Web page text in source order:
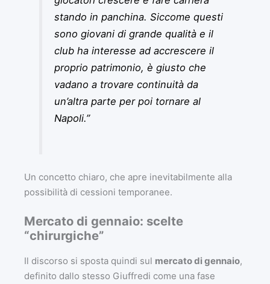
stando in panchina. Siccome questi
sono giovani di grande qualità e il
club ha interesse ad accrescere il
proprio patrimonio, è giusto che
vadano a trovare continuità da
un’altra parte per poi tornare al
Napoli.”
Un concetto chiaro, che apre inevitabilmente alla
possibilità di cessioni temporanee.
Mercato di gennaio: scelte
“chirurgiche”
Il discorso si sposta quindi sul mercato di gennaio,
definito dallo stesso Giuffredi come una fase